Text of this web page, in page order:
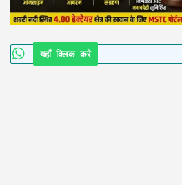
यहाँ क्लिक करे